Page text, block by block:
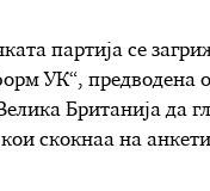
партија се
УК“, предводена
Британија да
скокнаа на